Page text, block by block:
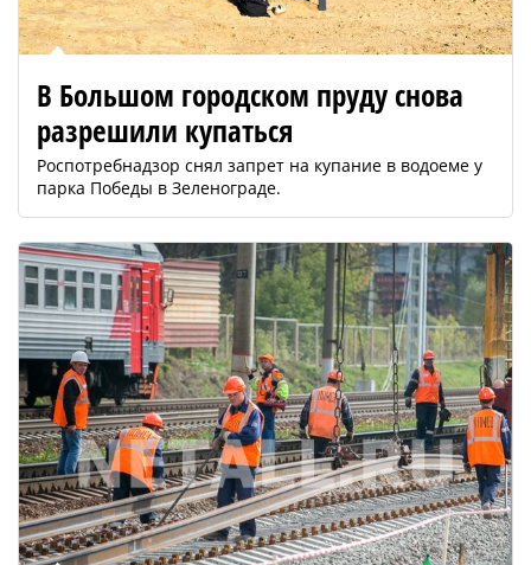
В Большом городском пруду снова
разрешили купаться
Роспотребнадзор снял запрет на купание в водоеме у
парка Победы в Зеленограде.